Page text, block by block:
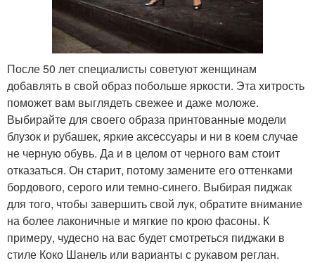
После 50 лет специалисты советуют женщинам
добавлять в свой образ побольше яркости. Эта хитрость
поможет вам выглядеть свежее и даже моложе.
Выбирайте для своего образа принтованные модели
блузок и рубашек, яркие аксессуары и ни в коем случае
не черную обувь. Да и в целом от черного вам стоит
отказаться. Он старит, потому замените его оттенками
бордового, серого или темно-синего. Выбирая пиджак
для того, чтобы завершить свой лук, обратите внимание
на более лаконичные и мягкие по крою фасоны. К
примеру, чудесно на вас будет смотреться пиджаки в
стиле Коко Шанель или варианты с рукавом реглан.